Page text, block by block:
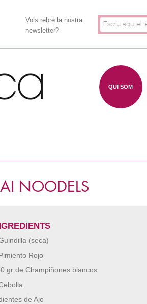
Vols rebre la nostra
newsletter?
QUI SOM
NOODELS
(seca)
Rojo
gr de Champiñones blancos
de Ajo